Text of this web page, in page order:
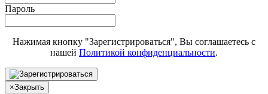
Пароль
Нажимая кнопку "Зарегистрироваться", Вы соглашаетесь с
нашей Политикой конфиденциальности.
×Закрыть